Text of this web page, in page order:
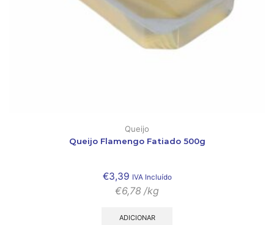
Queijo
Queijo Flamengo Fatiado 500g
€3,39 IVA Incluído
€6,78 /kg
ADICIONAR